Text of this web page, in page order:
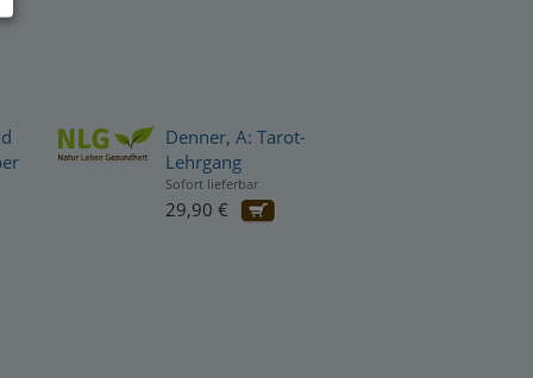
Denner, A: Tarot-
Lehrgang
Sofort lieferbar
29,90 €